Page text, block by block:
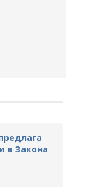
в Закона